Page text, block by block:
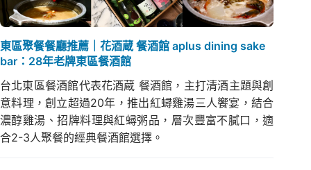
東區聚餐餐廳推薦｜花酒蔵 餐酒館 aplus dining sake
bar：28年老牌東區餐酒館
台北東區餐酒館代表花酒蔵 餐酒館，主打清酒主題與創
意料理，創立超過20年，推出紅蟳雞湯三人饗宴，結合
濃醇雞湯、招牌料理與紅蟳粥品，層次豐富不膩口，適
合2-3人聚餐的經典餐酒館選擇。